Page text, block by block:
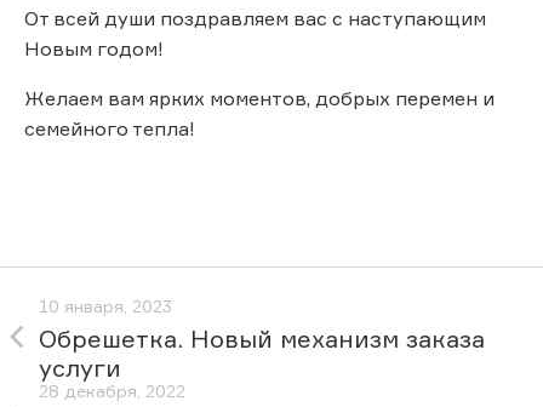
От всей души поздравляем вас с наступающим
Новым годом!
Желаем вам ярких моментов, добрых перемен и
семейного тепла!
10 января, 2023
Обрешетка. Новый механизм заказа
услуги
28 декабря, 2022